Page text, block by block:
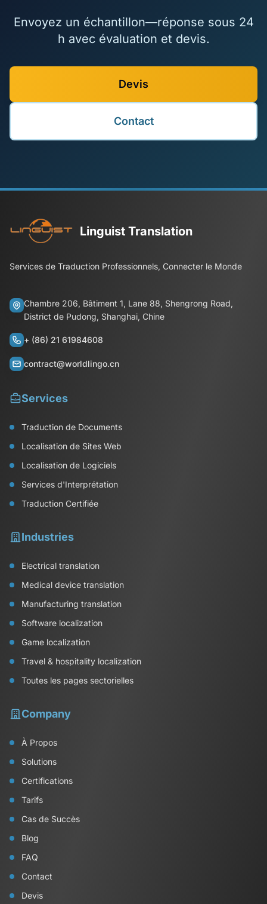
Envoyez un échantillon—réponse sous 24
h avec évaluation et devis.
Devis
Contact
Linguist Translation
Services de Traduction Professionnels, Connecter le Monde
Chambre 206, Bâtiment 1, Lane 88, Shengrong Road,
District de Pudong, Shanghai, Chine
+ (86) 21 61984608
contract@worldlingo.cn
Services
Traduction de Documents
Localisation de Sites Web
Localisation de Logiciels
Services d'Interprétation
Traduction Certifiée
Industries
Electrical translation
Medical device translation
Manufacturing translation
Software localization
Game localization
Travel & hospitality localization
Toutes les pages sectorielles
Company
À Propos
Solutions
Certifications
Tarifs
Cas de Succès
Blog
FAQ
Contact
Devis